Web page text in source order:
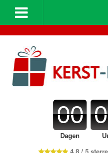
00
Dagen
4.8 / 5